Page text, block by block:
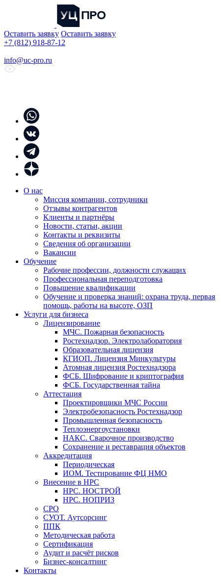
Оставить заявку Оставить заявку
+7 (812) 918-87-12
info@uc-pro.ru
О нас
Миссия компании, сотрудники
Отзывы контрагентов
Клиенты и партнёры
Новости, статьи, акции
Контакты и реквизиты
Сведения об организации
Вакансии
Обучение
Рабочие профессии, должности служащих
Профессиональная переподготовка
Повышение квалификации
Обучение и проверка знаний: охрана труда, первая
помощь, работы на высоте, ОЗП
Услуги для бизнеса
Лицензирование
МЧС. Пожарная безопасность
Ростехнадзор. Электролаборатория
Образовательная лицензия
КГИОП. Лицензия Минкультуры
Атомная лицензия Ростехнадзора
ФСБ. Шифрование и криптография
ФСБ. Государственная тайна
Аттестация
Проектировщики МЧС России
Электробезопасность Ростехнадзор
Промышленная безопасность
Теплоэнергоустановки
НАКС. Сварочное производство
Сохранение и реставрация объектов
Аккредитация
Периодическая
ИОМ. Тестирование ФЦ НМО
Внесение в НРС
НРС. НОСТРОЙ
НРС. НОПРИЗ
СРО
СУОТ. Аутсорсинг
ППК
Методическая работа
Сертификация
Аудит и расчёт рисков
Бизнес-консалтинг
Контакты